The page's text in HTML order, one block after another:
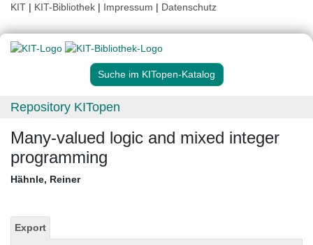
KIT | KIT-Bibliothek | Impressum | Datenschutz
Suche im KITopen-Katalog
Repository KITopen
Many-valued logic and mixed integer
programming
Hähnle, Reiner
Export